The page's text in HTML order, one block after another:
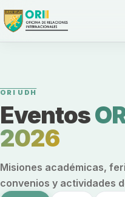
Saltar al contenido
ORI UDH
Eventos
2026
Misiones académicas,
convenios y actividades